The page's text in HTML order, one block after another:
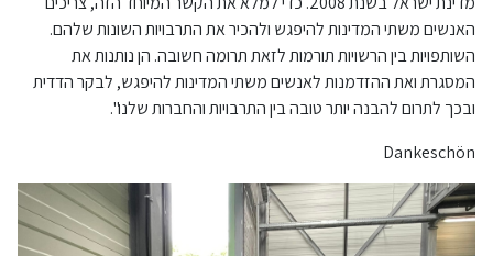
האנשים משתי המדינות להיפגש ולהכיר את התרבויות השונות שלהם.
השותפויות בין הרשויות תורמות לזאת תרומה חשובה. הן נותנות את
המסגרת ואת ההזדמנות לאנשים משתי המדינות להיפגש, לבקר הדדית
ובכך לתרום להבנה יותר טובה בין התרבויות והחברות שלנו".
Dankeschön